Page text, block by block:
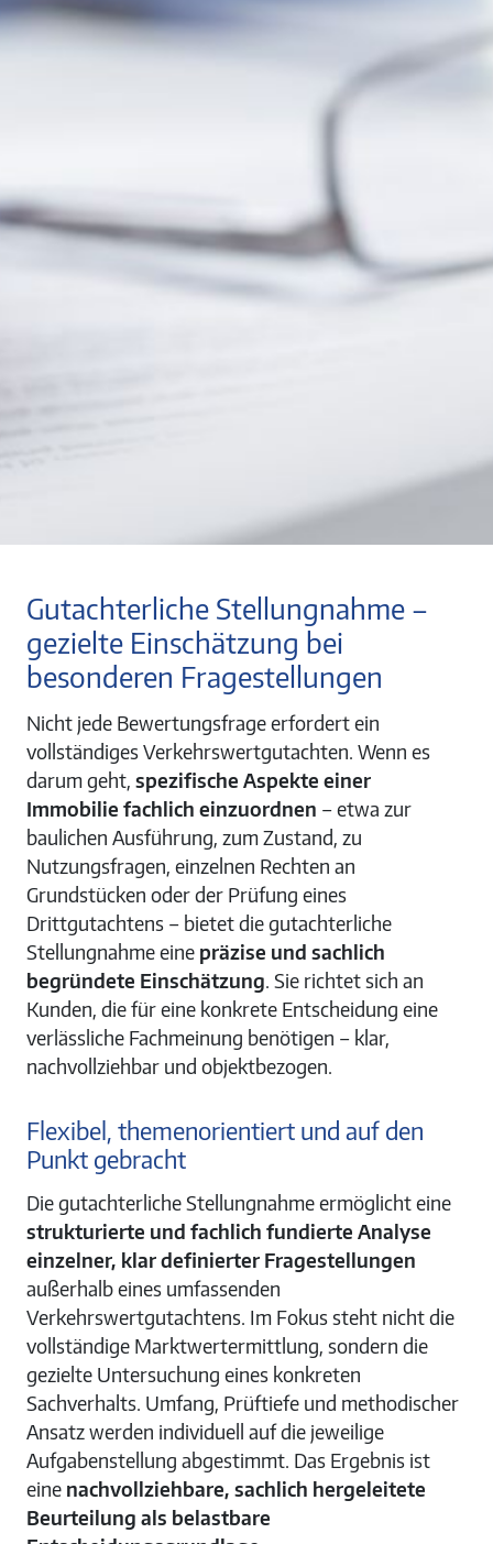
Gutachterliche Stellungnahme –
gezielte Einschätzung bei
besonderen Fragestellungen
Nicht jede Bewertungsfrage erfordert ein
vollständiges Verkehrswertgutachten. Wenn es
darum geht, spezifische Aspekte einer
Immobilie fachlich einzuordnen – etwa zur
baulichen Ausführung, zum Zustand, zu
Nutzungsfragen, einzelnen Rechten an
Grundstücken oder der Prüfung eines
Drittgutachtens – bietet die gutachterliche
Stellungnahme eine präzise und sachlich
begründete Einschätzung. Sie richtet sich an
Kunden, die für eine konkrete Entscheidung eine
verlässliche Fachmeinung benötigen – klar,
nachvollziehbar und objektbezogen.
Flexibel, themenorientiert und auf den
Punkt gebracht
Die gutachterliche Stellungnahme ermöglicht eine
strukturierte und fachlich fundierte Analyse
einzelner, klar definierter Fragestellungen
außerhalb eines umfassenden
Verkehrswertgutachtens. Im Fokus steht nicht die
vollständige Marktwertermittlung, sondern die
gezielte Untersuchung eines konkreten
Sachverhalts. Umfang, Prüftiefe und methodischer
Ansatz werden individuell auf die jeweilige
Aufgabenstellung abgestimmt. Das Ergebnis ist
eine nachvollziehbare, sachlich hergeleitete
Beurteilung als belastbare